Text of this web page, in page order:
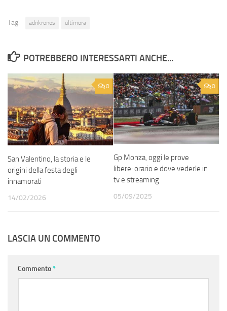
Tag: adnkronos ultimora
POTREBBERO INTERESSARTI ANCHE...
0
San Valentino, la storia e le
origini della festa degli
innamorati
14/02/2026
0
Gp Monza, oggi le prove
libere: orario e dove vederle in
tv e streaming
05/09/2025
LASCIA UN COMMENTO
Commento*